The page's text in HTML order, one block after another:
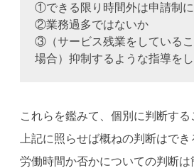
①できる限り時間外は申請制に
②業務過多ではないか
③（サービス残業をしている
場合）抑制するような指導を
これらを鑑みて、個別に判断する
上記に照らせば概ねの判断はでき
労働時間か否かについての判断